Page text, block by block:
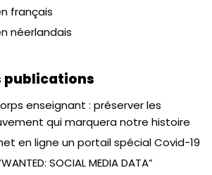
français
néerlandais
publications
enseignant : préserver les
qui marquera notre histoire
en ligne un portail spécial Covid-19
SOCIAL MEDIA DATA”